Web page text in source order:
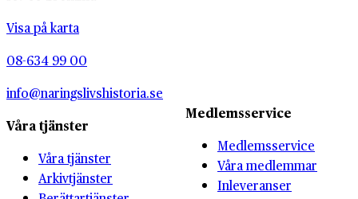
Visa på karta
08-634 99 00
info@naringslivshistoria.se
Våra tjänster
Våra tjänster
Arkivtjänster
Medlemsservice
Medlemsservice
Våra medlemmar
Inleveranser